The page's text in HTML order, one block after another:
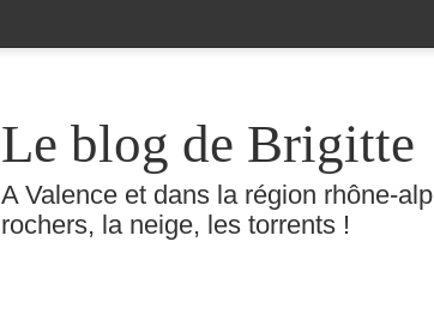
Le blog de Brigitte
A Valence et dans la région rhône-
rochers, la neige, les torrents !